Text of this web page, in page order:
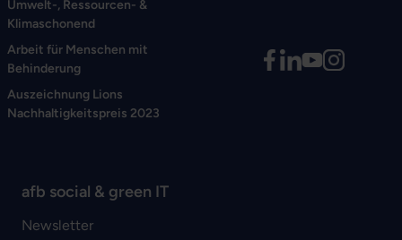
Umwelt-, Ressourcen- &
Klimaschonend
Arbeit für Menschen mit
Behinderung
Auszeichnung Lions
Nachhaltigkeitspreis 2023
afb social & green IT
Newsletter